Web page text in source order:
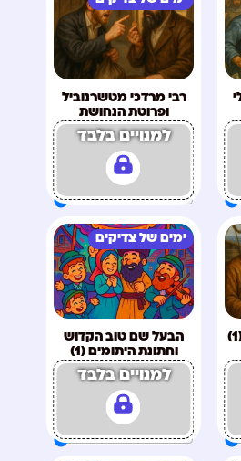
רבי מרדכי מטשרנוביל
ופרוטת הנחושת
למנויים בלבד
ימים של צדיקים
הבעל שם טוב הקדוש
וחתונת היתומים (1)
למנויים בלבד